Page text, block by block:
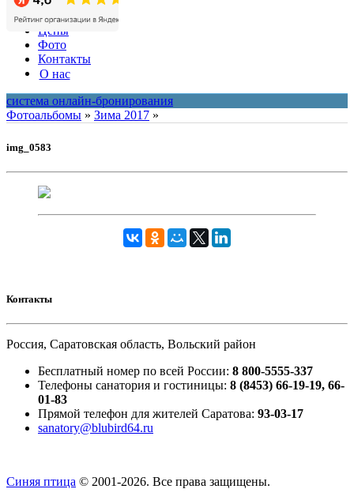
Акции
Цены
Фото
Контакты
О нас
система онлайн-бронирования
Фотоальбомы » Зима 2017 »
img_0583
Контакты
Россия, Саратовская область, Вольский район
Бесплатный номер по всей России: 8 800-5555-337
Телефоны санатория и гостиницы: 8 (8453) 66-19-19, 66-
01-83
Прямой телефон для жителей Саратова: 93-03-17
sanatory@blubird64.ru
Синяя птица © 2001-2026. Все права защищены.